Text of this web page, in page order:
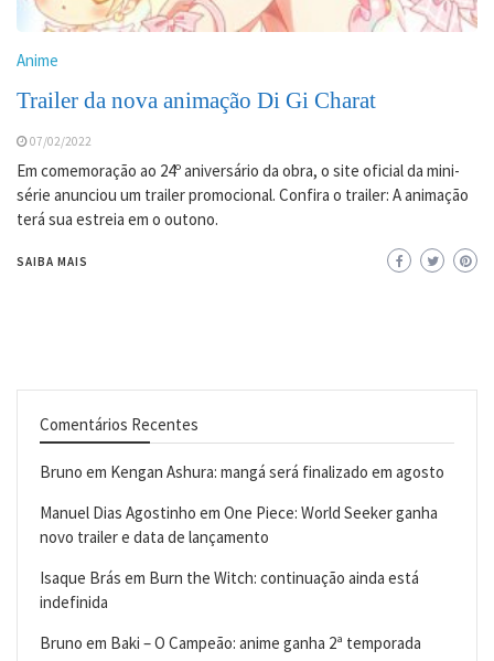
Anime
Trailer da nova animação Di Gi Charat
07/02/2022
Em comemoração ao 24º aniversário da obra, o site oficial da mini-
série anunciou um trailer promocional. Confira o trailer: A animação
terá sua estreia em o outono.
SAIBA MAIS
Comentários Recentes
Bruno em Kengan Ashura: mangá será finalizado em agosto
Manuel Dias Agostinho em One Piece: World Seeker ganha
novo trailer e data de lançamento
Isaque Brás em Burn the Witch: continuação ainda está
indefinida
Bruno em Baki – O Campeão: anime ganha 2ª temporada